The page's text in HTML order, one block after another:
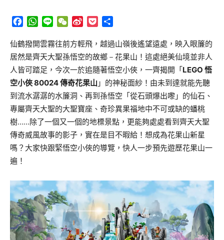
Facebook
WhatsApp
Line WeChat
Sina
Pocket
仙鶴撥開雲霧往前方輕飛， 越過山嶺後遙望遠處，映入眼簾的
居然是齊天大聖孫悟空的故鄉 － 花果山！這處絕美仙境並非人
人皆可踏足， 今次一於追隨著悟空小俠，一齊揭開「 LEGO 悟
空小俠80024傳奇花果山 」的神秘面紗！由未到達就能先聽
到流水潺潺的水簾洞、 再到孫悟空「從石頭爆出嚟」的仙石、
專屬齊天大聖的大聖寶座、 奇珍異果福地中不可或缺的蟠桃
樹……除了一個又一個的地標景點， 更能夠處處看到 齊天大聖
傳奇威風故事的影子，實在是目不暇給！ 想成為花果山新星
嗎？大家快跟緊悟空小俠的導覽， 快人一步預先遊歷花果山一
遍！